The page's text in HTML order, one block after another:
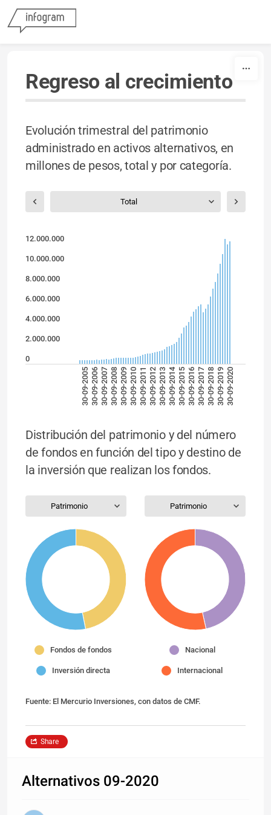
Regreso al crecimiento
Evolución trimestral del patrimonio
administrado en activos alternativos, en
millones de pesos, total y por categoría.
Total
12.000.000
10.000.000
8.000.000
6.000.000
4.000.000
2.000.000
0
30-09-200530-09-200630-09-200730-09-200830-09-200930-09-201030-09-201130-09-201230-09-201330-09-201430-09-201530-09-201630-09-201730-09-201830-09-201930-09-2020
Distribución del patrimonio y del número
de fondos en función del tipo y destino de
la inversión que realizan los fondos.
Patrimonio
Fondos de fondos
Inversión directa
Patrimonio
Nacional
Internacional
Fuente: El Mercurio Inversiones, con datos de CMF.
Share
Alternativos 09-2020